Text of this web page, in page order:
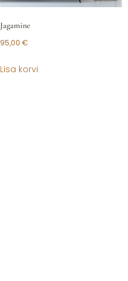
Jagamine
95,00 €
Lisa korvi